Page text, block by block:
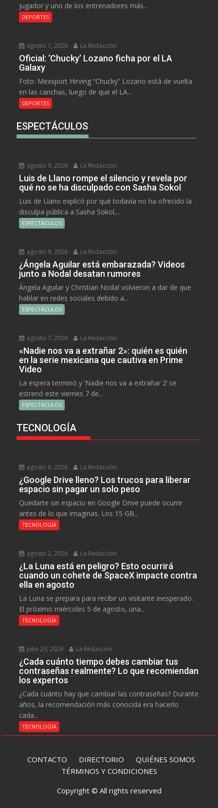
jugador y uno de los entrenadores más...
DEPORTES
agosto 7, 2026 La Redacción
Oficial: ‘Chucky’ Lozano ficha por el LA
Galaxy
Foto: Mexsport Hirving “Chucky” Lozano está de vuelta
en las canchas, luego de que el LA...
DEPORTES
ESPECTÁCULOS
agosto 9, 2026 La Redacción
Luis de Llano rompe el silencio y revela por
qué no se ha disculpado con Sasha Sokol
Luis de Llano explicó por qué todavía no ha ofrecido la
disculpa pública a Sasha Sokol,...
ESPECTÁCULOS
agosto 9, 2026 La Redacción
¿Ángela Aguilar está embarazada? Videos
junto a Nodal desatan rumores
Ángela Aguilar y Christian Nodal volvieron a dar de que
hablar en redes sociales debido a...
ESPECTÁCULOS
agosto 7, 2026 La Redacción
«Nadie nos va a extrañar 2»: quién es quién
en la serie mexicana que cautiva en Prime
Video
La espera terminó y ‘Nadie nos va a extrañar 2’ se
estrenó este viernes 7 de...
ESPECTÁCULOS
TECNOLOGÍA
agosto 6, 2026 La Redacción
¿Google Drive lleno? Los trucos para liberar
espacio sin pagar un solo peso
Quedarte sin espacio en Google Drive puede ocurrir
antes de lo que imaginas. Los 15 GB...
TECNOLOGÍA
agosto 2, 2026 La Redacción
¿La Luna está en peligro? Esto ocurrirá
cuando un cohete de SpaceX impacte contra
ella en agosto
La Luna se prepara para recibir un visitante inesperado.
El próximo miércoles 5 de agosto, una...
TECNOLOGÍA
julio 29, 2026 La Redacción
¿Cada cuánto tiempo debes cambiar tus
contraseñas realmente? Lo que recomiendan
los expertos
¿Cada cuánto hay que cambiar las contraseñas? Durante
años, la recomendación más conocida era hacerlo
cada...
TECNOLOGÍA
CONTACTO DIRECTORIO QUIÉNES SOMOS
TÉRMINOS Y CONDICIONES
Copyright © All rights reserved